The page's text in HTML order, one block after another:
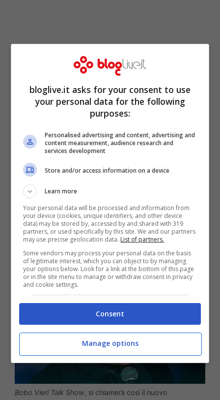
Ha deciso di mischiare le carte,
Vieri. La nuova stagione della sua BoboTv
è partita con tante novità, le più evidenti
Show
e il fatto che non ci saranno più con
lui gli altri ‘fondatori’ ovvero Nicola
Ventola, Antonio Cassano e Lele Adani.
Tante le polemiche sul ‘reboot’ recapitate
dagli utenti,l’ex calciatore però va dritto
per la propria strada.
Bobo Vieri Talk Show, si chiamerà così il nuovo
bloglive.it asks for your consent to use
your personal data for the following
purposes:
Personalised advertising and content, advertising and
content measurement, audience research and
services development
Store and/or access information on a device
Learn more
Your personal data will be processed and information from
your device (cookies, unique identifiers, and other device
data) may be stored by, accessed by and shared with 319
partners, or used specifically by this site. We and our partners
may use precise geolocation data. List of partners.
Some vendors may process your personal data on the basis
of legitimate interest, which you can object to by managing
your options below. Look for a link at the bottom of this page
or in the site menu to manage or withdraw consent in privacy
and cookie settings.
Consent
Manage options